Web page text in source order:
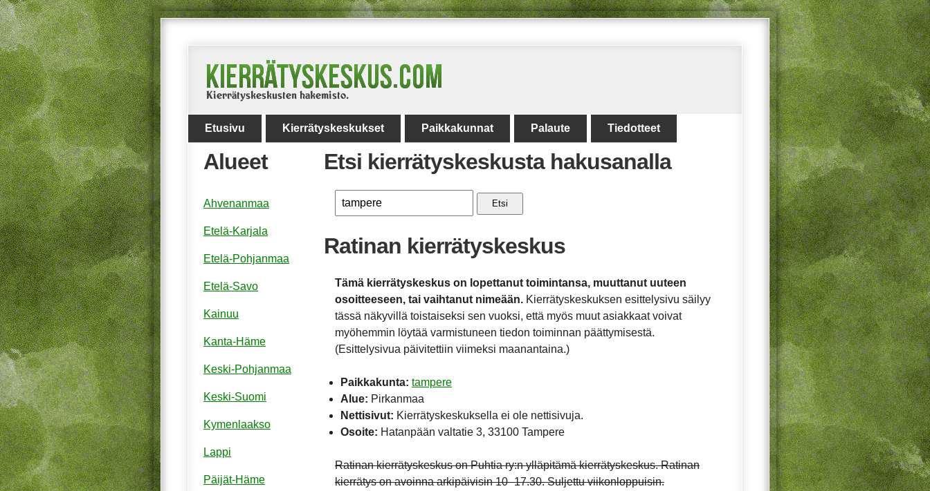
Etusivu Kierrätyskeskukset Paikkakunnat Palaute Tiedotteet
Etsi kierrätyskeskusta hakusanalla
Etsi
Ratinan kierrätyskeskus
Tämä kierrätyskeskus on lopettanut toimintansa, muuttanut uuteen
osoitteeseen, tai vaihtanut nimeään. Kierrätyskeskuksen esittelysivu säilyy
tässä näkyvillä toistaiseksi sen vuoksi, että myös muut asiakkaat voivat
myöhemmin löytää varmistuneen tiedon toiminnan päättymisestä.
(Esittelysivua päivitettiin viimeksi maanantaina.)
Paikkakunta: tampere
Alue: Pirkanmaa
Nettisivut: Kierrätyskeskuksella ei ole nettisivuja.
Osoite: Hatanpään valtatie 3, 33100 Tampere
Ratinan kierrätyskeskus on Puhtia ry:n ylläpitämä kierrätyskeskus. Ratinan
kierrätys on avoinna arkipäivisin 10–17.30. Suljettu viikonloppuisin.
Alueet
Ahvenanmaa
Etelä-Karjala
Etelä-Pohjanmaa
Etelä-Savo
Kainuu
Kanta-Häme
Keski-Pohjanmaa
Keski-Suomi
Kymenlaakso
Lappi
Päijät-Häme